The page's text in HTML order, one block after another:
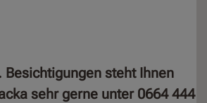
Besichtigungen steht Ihnen
sehr gerne unter 0664 444